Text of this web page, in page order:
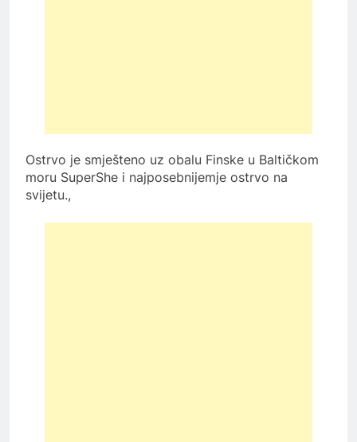
Ostrvo je smješteno uz obalu Finske u Baltičkom
moru SuperShe i najposebnijemje ostrvo na
svijetu.,